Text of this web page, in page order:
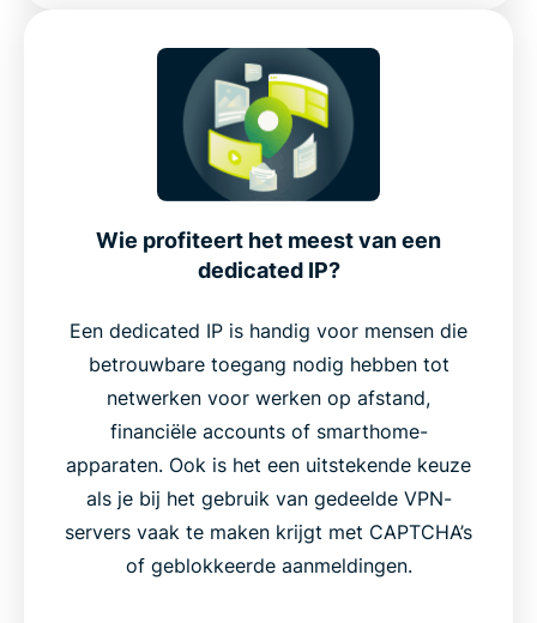
Wie profiteert het meest van een
dedicated IP?
Een dedicated IP is handig voor mensen die
betrouwbare toegang nodig hebben tot
netwerken voor werken op afstand,
financiële accounts of smarthome-
apparaten. Ook is het een uitstekende keuze
als je bij het gebruik van gedeelde VPN-
servers vaak te maken krijgt met CAPTCHA’s
of geblokkeerde aanmeldingen.